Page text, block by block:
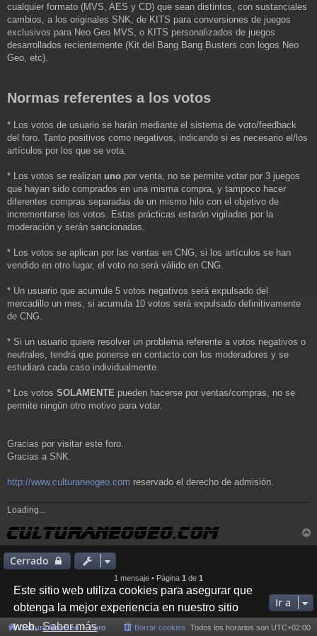
Este sitio web utiliza cookies para asegurar que
obtenga la mejor experiencia en nuestro sitio
web.Saber más
cualquier formato (MVS, AES y CD) que sean distintos, con sustanciales
cambios, a los originales SNK, de KITS para conversiones de juegos
exclusivos para Neo Geo MVS, o KITS personalizados de juegos
desarrollados recientemente (Kit del Bang Bang Busters con logos Neo
Geo, etc).
Normas referentes a los votos
* Los votos de usuario se harán mediante el sistema de voto/feedback
del foro. Tanto positivos como negativos, indicando si es necesario el/los
artículos por los que se vota.
* Los votos se realizan uno por venta, no se permite votar por 3 juegos
que hayan sido comprados en una misma compra, y tampoco hacer
diferentes compras separadas de un mismo hilo con el objetivo de
incrementarse los votos. Estas prácticas estarán vigiladas por la
moderación y serán sancionadas.
* Los votos se aplican por las ventas en CNG, si los artículos se han
vendido en otro lugar, el voto no será válido en CNG.
* Un usuario que acumule 5 votos negativos será expulsado del
mercadillo un mes, si acumula 10 votos será expulsado definitivamente
de CNG.
* Si un usuario quiere resolver un problema referente a votos negativos o
neutrales, tendrá que ponerse en contacto con los moderadores y se
estudiará cada caso individualmente.
* Los votos SOLAMENTE pueden hacerse por ventas/compras, no se
permite ningún otro motivo para votar.
Gracias por visitar este foro.
Gracias a SNK.
http://www.culturaneogeo.com reservado el derecho de admisión.
Loading...
r
Cerrado
1 mensaje • Página 1 de 1
Ir a
Cultura NeoGeo Foro Todos los horarios son UTC+02:00
Borrar cookies